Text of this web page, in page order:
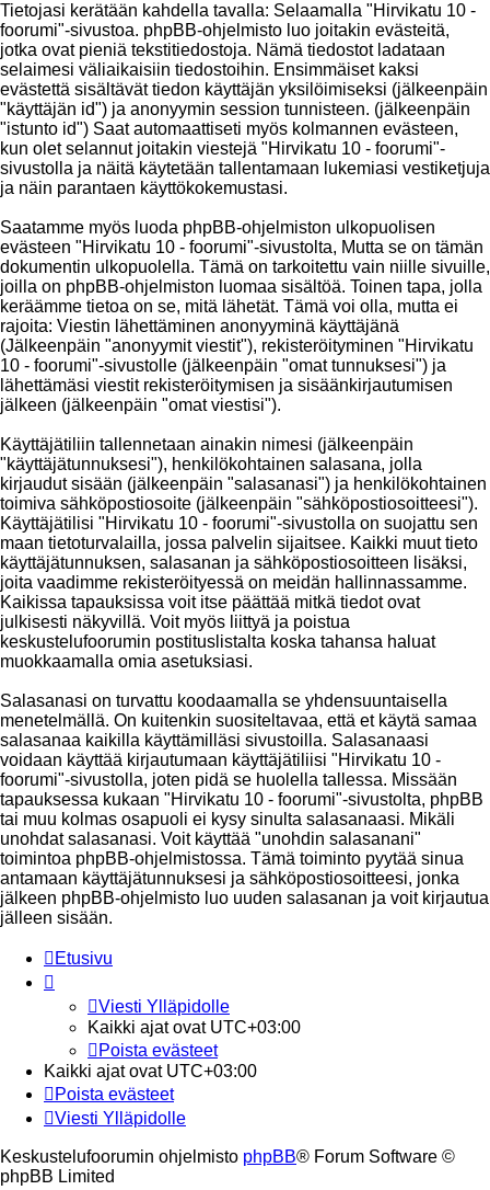
Tietojasi kerätään kahdella tavalla: Selaamalla "Hirvikatu 10 -
foorumi"-sivustoa. phpBB-ohjelmisto luo joitakin evästeitä,
jotka ovat pieniä tekstitiedostoja. Nämä tiedostot ladataan
selaimesi väliaikaisiin tiedostoihin. Ensimmäiset kaksi
evästettä sisältävät tiedon käyttäjän yksilöimiseksi (jälkeenpäin
"käyttäjän id") ja anonyymin session tunnisteen. (jälkeenpäin
"istunto id") Saat automaattiseti myös kolmannen evästeen,
kun olet selannut joitakin viestejä "Hirvikatu 10 - foorumi"-
sivustolla ja näitä käytetään tallentamaan lukemiasi vestiketjuja
ja näin parantaen käyttökokemustasi.
Saatamme myös luoda phpBB-ohjelmiston ulkopuolisen
evästeen "Hirvikatu 10 - foorumi"-sivustolta, Mutta se on tämän
dokumentin ulkopuolella. Tämä on tarkoitettu vain niille sivuille,
joilla on phpBB-ohjelmiston luomaa sisältöä. Toinen tapa, jolla
keräämme tietoa on se, mitä lähetät. Tämä voi olla, mutta ei
rajoita: Viestin lähettäminen anonyyminä käyttäjänä
(Jälkeenpäin "anonyymit viestit"), rekisteröityminen "Hirvikatu
10 - foorumi"-sivustolle (jälkeenpäin "omat tunnuksesi") ja
lähettämäsi viestit rekisteröitymisen ja sisäänkirjautumisen
jälkeen (jälkeenpäin "omat viestisi").
Käyttäjätiliin tallennetaan ainakin nimesi (jälkeenpäin
"käyttäjätunnuksesi"), henkilökohtainen salasana, jolla
kirjaudut sisään (jälkeenpäin "salasanasi") ja henkilökohtainen
toimiva sähköpostiosoite (jälkeenpäin "sähköpostiosoitteesi").
Käyttäjätilisi "Hirvikatu 10 - foorumi"-sivustolla on suojattu sen
maan tietoturvalailla, jossa palvelin sijaitsee. Kaikki muut tieto
käyttäjätunnuksen, salasanan ja sähköpostiosoitteen lisäksi,
joita vaadimme rekisteröityessä on meidän hallinnassamme.
Kaikissa tapauksissa voit itse päättää mitkä tiedot ovat
julkisesti näkyvillä. Voit myös liittyä ja poistua
keskustelufoorumin postituslistalta koska tahansa haluat
muokkaamalla omia asetuksiasi.
Salasanasi on turvattu koodaamalla se yhdensuuntaisella
menetelmällä. On kuitenkin suositeltavaa, että et käytä samaa
salasanaa kaikilla käyttämilläsi sivustoilla. Salasanaasi
voidaan käyttää kirjautumaan käyttäjätiliisi "Hirvikatu 10 -
foorumi"-sivustolla, joten pidä se huolella tallessa. Missään
tapauksessa kukaan "Hirvikatu 10 - foorumi"-sivustolta, phpBB
tai muu kolmas osapuoli ei kysy sinulta salasanaasi. Mikäli
unohdat salasanasi. Voit käyttää "unohdin salasanani"
toimintoa phpBB-ohjelmistossa. Tämä toiminto pyytää sinua
antamaan käyttäjätunnuksesi ja sähköpostiosoitteesi, jonka
jälkeen phpBB-ohjelmisto luo uuden salasanan ja voit kirjautua
jälleen sisään.
Etusivu
Viesti Ylläpidolle
Kaikki ajat ovat UTC+03:00
Poista evästeet
Kaikki ajat ovat UTC+03:00
Poista evästeet
Viesti Ylläpidolle
Keskustelufoorumin ohjelmisto phpBB® Forum Software ©
phpBB Limited